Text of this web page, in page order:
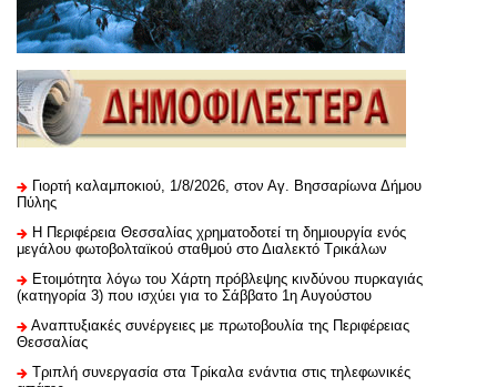
Γιορτή καλαμποκιού, 1/8/2026, στον Αγ. Βησσαρίωνα Δήμου
Πύλης
H Περιφέρεια Θεσσαλίας χρηματοδοτεί τη δημιουργία ενός
μεγάλου φωτοβολταϊκού σταθμού στο Διαλεκτό Τρικάλων
Ετοιμότητα λόγω του Χάρτη πρόβλεψης κινδύνου πυρκαγιάς
(κατηγορία 3) που ισχύει για το Σάββατο 1η Αυγούστου
Αναπτυξιακές συνέργειες με πρωτοβουλία της Περιφέρειας
Θεσσαλίας
Τριπλή συνεργασία στα Τρίκαλα ενάντια στις τηλεφωνικές